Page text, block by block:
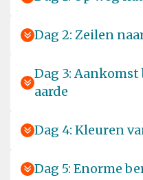
Dag 2: Zeilen
Dag 3:
aarde
Dag 4: Kleuren
Dag 5: Enorme